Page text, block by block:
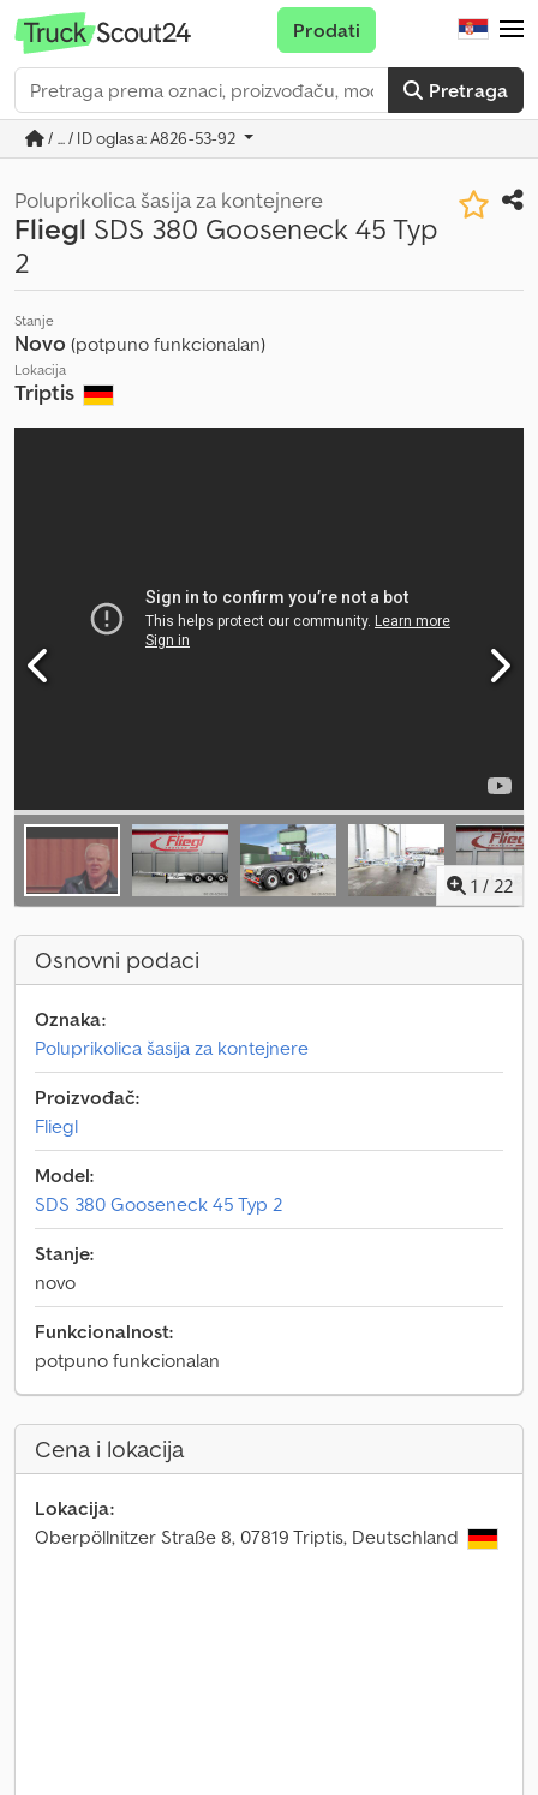
Pretraga
Prodati
/ ... / ID oglasa: A826-53-92
Poluprikolica šasija za kontejnere
Fliegl SDS 380 Gooseneck 45 Typ
2
Stanje
Novo (potpuno funkcionalan)
Lokacija
Triptis
1 / 22
Osnovni podaci
Oznaka:
Poluprikolica šasija za kontejnere
Proizvođač:
Fliegl
Model:
SDS 380 Gooseneck 45 Typ 2
Stanje:
novo
Funkcionalnost:
potpuno funkcionalan
Cena i lokacija
Lokacija:
Oberpöllnitzer Straße 8, 07819 Triptis, Deutschland